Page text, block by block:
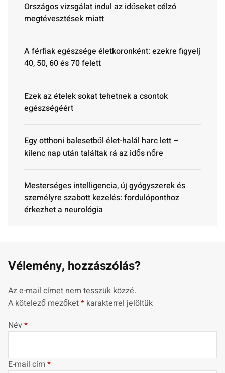
Országos vizsgálat indul az időseket célzó
megtévesztések miatt
A férfiak egészsége életkoronként: ezekre figyelj
40, 50, 60 és 70 felett
Ezek az ételek sokat tehetnek a csontok
egészségéért
Egy otthoni balesetből élet-halál harc lett –
kilenc nap után találtak rá az idős nőre
Mesterséges intelligencia, új gyógyszerek és
személyre szabott kezelés: fordulóponthoz
érkezhet a neurológia
Vélemény, hozzászólás?
Az e-mail címet nem tesszük közzé.
A kötelező mezőket* karakterrel jelöltük
Név*
E-mail cím *